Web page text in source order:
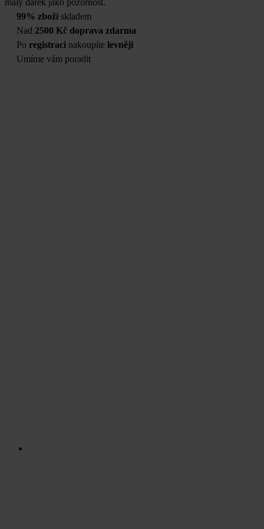
malý dárek jako pozornost.
99% zboží skladem
Nad 2500 Kč doprava zdarma
Po registraci nakoupíte levněji
Umíme vám poradit